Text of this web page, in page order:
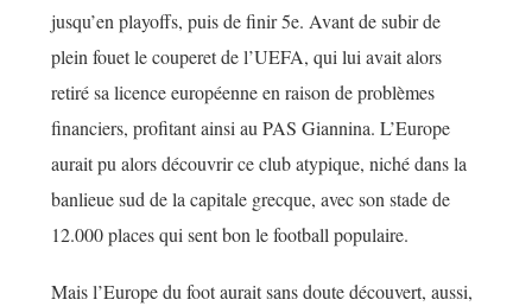
jusqu’en playoffs, puis de finir 5e. Avant de subir de
plein fouet le couperet de l’UEFA, qui lui avait alors
retiré sa licence européenne en raison de problèmes
financiers, profitant ainsi au PAS Giannina. L’Europe
aurait pu alors découvrir ce club atypique, niché dans la
banlieue sud de la capitale grecque, avec son stade de
12.000 places qui sent bon le football populaire.
Mais l’Europe du foot aurait sans doute découvert, aussi,